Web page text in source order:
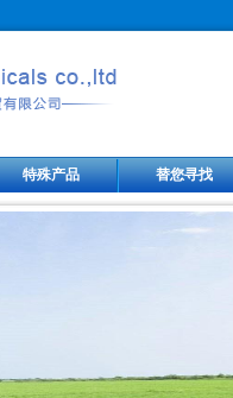
特殊产品 替您寻找